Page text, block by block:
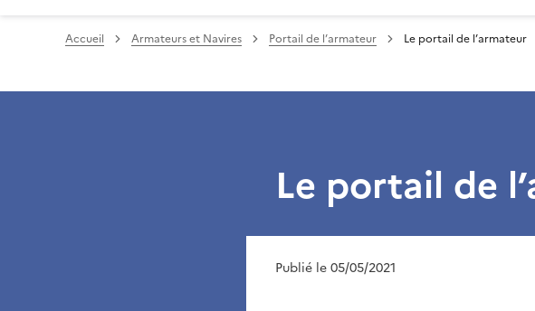
Accueil Armateurs et Navires Portail de l’armateur Le portail de l’armateur
Le portail de
Publié le 05/05/2021